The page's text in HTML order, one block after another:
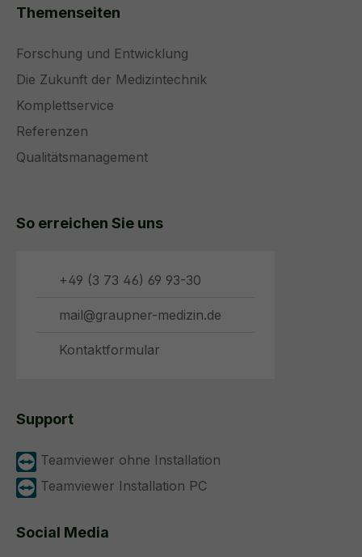
Themenseiten
Forschung und Entwicklung
Die Zukunft der Medizintechnik
Komplettservice
Referenzen
Qualitätsmanagement
So erreichen Sie uns
+49 (3 73 46) 69 93-30
mail@graupner-medizin.de
Kontaktformular
Support
Teamviewer ohne Installation
Teamviewer Installation PC
Social Media